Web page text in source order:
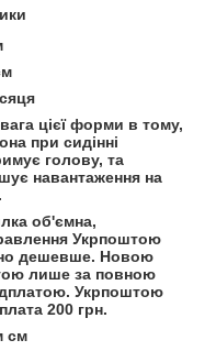
цієї форми в тому,
при сидінні
голову, та
навантаження на
об'ємна,
Укрпоштою
дешевше. Новою
лише за повною
Укрпоштою
200 грн.
см